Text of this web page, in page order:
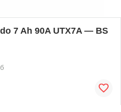
7 Ah 90A UTX7A — BS